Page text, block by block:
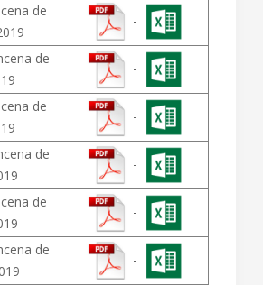
de
-
de
-
de
-
de
-
de
-
de
-